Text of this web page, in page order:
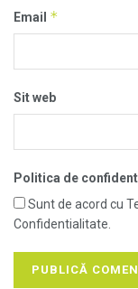
Email *
Sit web
Politica de
Sunt de acord cu
Confidentialitate.